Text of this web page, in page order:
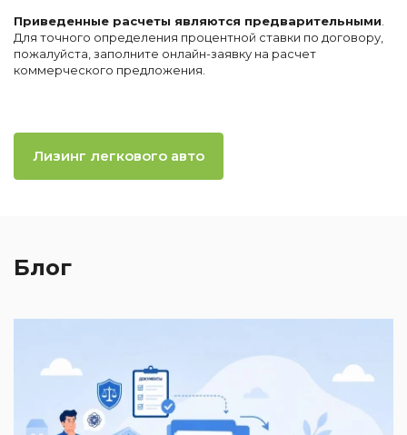
Приведенные расчеты являются предварительными
Для точного определения процентной ставки по договору,
пожалуйста, заполните онлайн-заявку на расчет
коммерческого предложения.
Лизинг легкового авто
Блог